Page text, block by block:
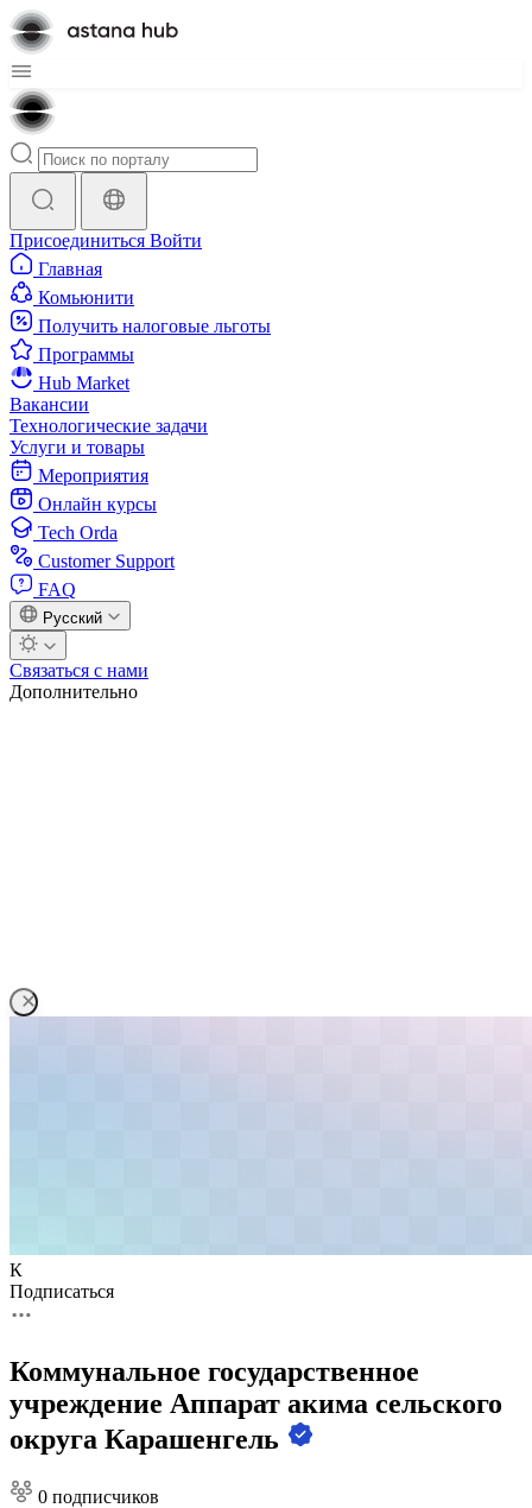
Присоединиться Войти
Главная
Комьюнити
Получить налоговые льготы
Программы
Hub Market
Вакансии
Технологические задачи
Услуги и товары
Мероприятия
Онлайн курсы
Tech Orda
Customer Support
FAQ
Русский
Связаться с нами
Дополнительно
К
Подписаться
Коммунальное государственное
учреждение Аппарат акима сельского
округа Карашенгель
0 подписчиков